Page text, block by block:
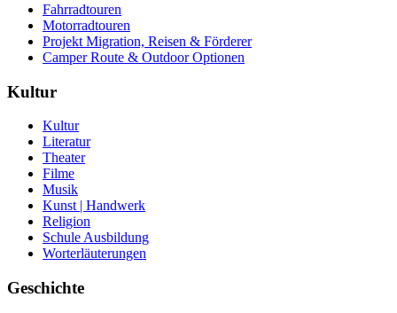
Fahrradtouren
Motorradtouren
Projekt Migration, Reisen & Förderer
Camper Route & Outdoor Optionen
Kultur
Kultur
Literatur
Theater
Filme
Musik
Kunst | Handwerk
Religion
Schule Ausbildung
Worterläuterungen
Geschichte